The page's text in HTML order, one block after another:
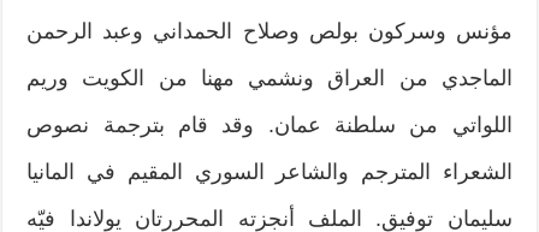
مؤنس وسركون بولص وصلاح الحمداني وعبد الرحمن
الماجدي من العراق ونشمي مهنا من الكويت وريم
اللواتي من سلطنة عمان. وقد قام بترجمة نصوص
الشعراء المترجم والشاعر السوري المقيم في المانيا
سليمان توفيق. الملف أنجزته المحررتان يولاندا فيّه